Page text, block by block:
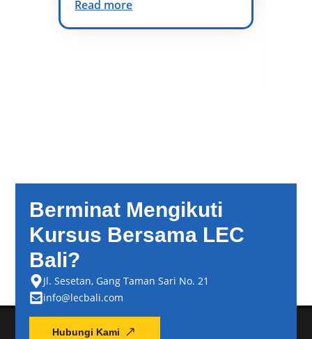
Read more
Berminat Mengikuti
Kursus Bersama LEC
Bali?
Jl. Sesetan, Gang Taman Sari No. 21
info@lecbali.com
Hubungi Kami